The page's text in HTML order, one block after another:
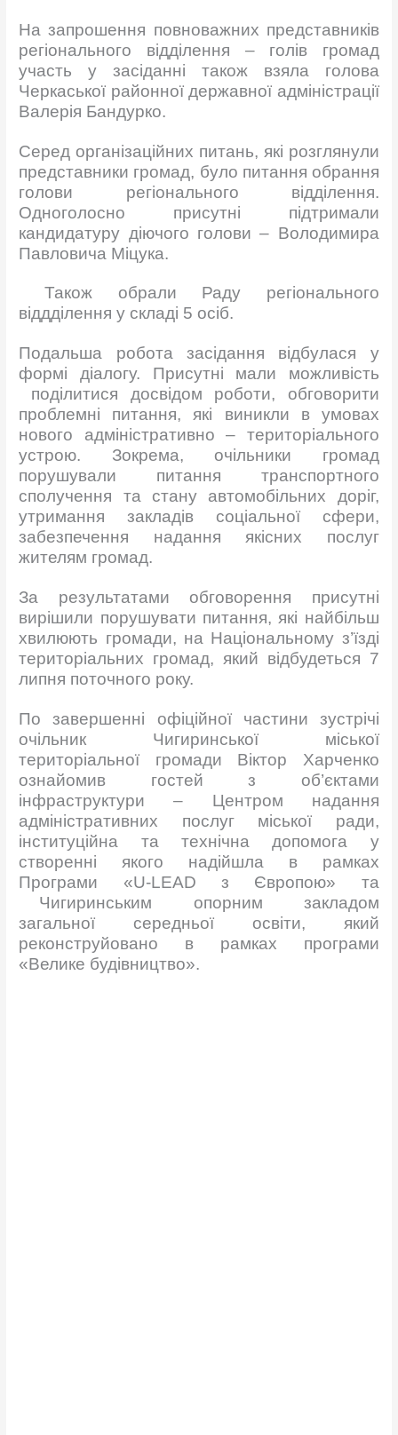
На запрошення повноважних представників
регіонального відділення – голів громад
участь у засіданні також взяла голова
Черкаської районної державної адміністрації
Валерія Бандурко.
Серед організаційних питань, які розглянули
представники громад, було питання обрання
голови регіонального відділення.
Одноголосно присутні підтримали
кандидатуру діючого голови – Володимира
Павловича Міцука.
Також обрали Раду регіонального
віддділення у складі 5 осіб.
Подальша робота засідання відбулася у
формі діалогу. Присутні мали можливість
поділитися досвідом роботи, обговорити
проблемні питання, які виникли в умовах
нового адміністративно – територіального
устрою. Зокрема, очільники громад
порушували питання транспортного
сполучення та стану автомобільних доріг,
утримання закладів соціальної сфери,
забезпечення надання якісних послуг
жителям громад.
За результатами обговорення присутні
вирішили порушувати питання, які найбільш
хвилюють громади, на Національному з’їзді
територіальних громад, який відбудеться 7
липня поточного року.
По завершенні офіційної частини зустрічі
очільник Чигиринської міської
територіальної громади Віктор Харченко
ознайомив гостей з об’єктами
інфраструктури – Центром надання
адміністративних послуг міської ради,
інституційна та технічна допомога у
створенні якого надійшла в рамках
Програми «U-LEAD з Європою» та
Чигиринським опорним закладом
загальної середньої освіти, який
реконструйовано в рамках програми
«Велике будівництво».